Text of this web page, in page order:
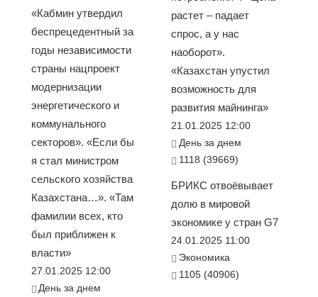
«Кабмин утвердил
беспрецедентный за
годы независимости
страны нацпроект
модернизации
энергетического и
коммунального
секторов». «Если бы
я стал министром
сельского хозяйства
Казахстана…». «Там
фамилии всех, кто
был приближен к
власти»
27.01.2025 12:00
День за днем
растет – падает
спрос, а у нас
наоборот».
«Казахстан упустил
возможность для
развития майнинга»
21.01.2025 12:00
День за днем
1118 (39669)
БРИКС отвоёвывает
долю в мировой
экономике у стран G7
24.01.2025 11:00
Экономика
1105 (40906)